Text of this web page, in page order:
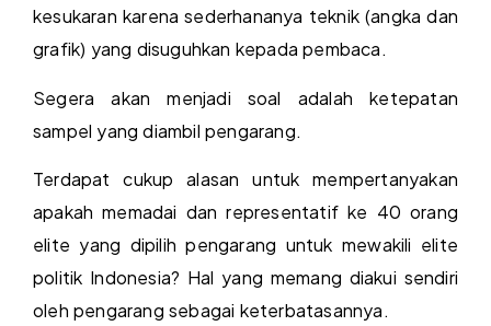
kesukaran karena sederhananya teknik (angka dan
grafik) yang disuguhkan kepada pembaca.
Segera akan menjadi soal adalah ketepatan
sampel yang diambil pengarang.
Terdapat cukup alasan untuk mempertanyakan
apakah memadai dan representatif ke 40 orang
elite yang dipilih pengarang untuk mewakili elite
politik Indonesia? Hal yang memang diakui sendiri
oleh pengarang sebagai keterbatasannya.